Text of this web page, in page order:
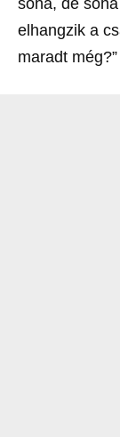
elhangzik a
maradt még?”